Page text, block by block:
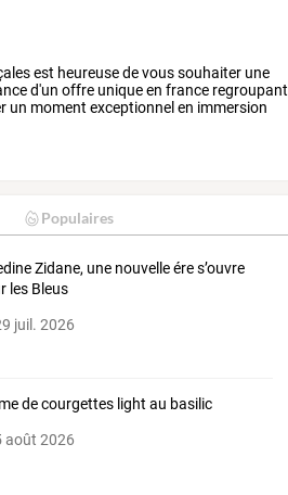
est heureusedevoussouhaiter une
d'un offre uniqueen france regroupant
un moment exceptionnelen immersion
Populaires
Zidane, une nouvelle ére s’ouvre
les Bleus
juil. 2026
de courgettes light au basilic
août 2026